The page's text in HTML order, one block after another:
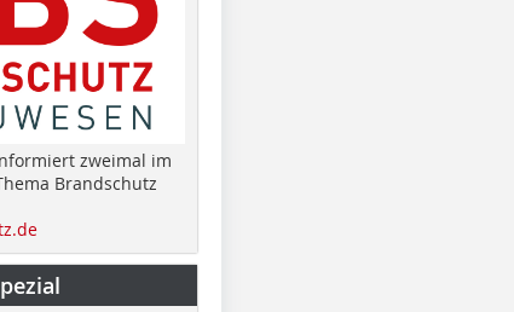
zweimal im
Brandschutz